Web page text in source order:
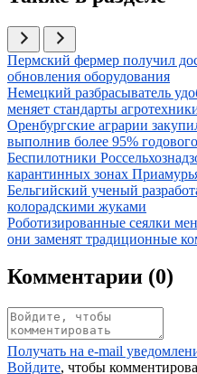
Иллюстрация новости
Пермский фермер получил
обновления оборудования
Иллюстрация новости
Немецкий разбрасыватель
меняет стандарты
Иллюстрация новости
Оренбургские аграрии
выполнив более 95%
Иллюстрация новости
Беспилотники
карантинных зонах
Иллюстрация новости
Бельгийский ученый
колорадскими жуками
Иллюстрация новости
Роботизированные сеялки
они заменят традиционные
Комментарии (0)
Получать на e‑mail
Войдите, чтобы